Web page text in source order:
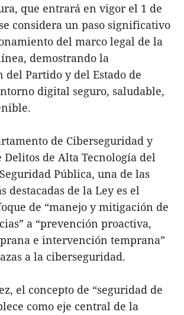
que entrará en vigor el 1 de
considera un paso significativo
del marco legal de la
demostrando la
Partido y del Estado de
digital seguro, saludable,
de Ciberseguridad y
Delitos de Alta Tecnología del
Pública, una de las
destacadas de la Ley es el
de “manejo y mitigación de
a “prevención proactiva,
e intervención temprana”
a la ciberseguridad.
el concepto de “seguridad de
como eje central de la